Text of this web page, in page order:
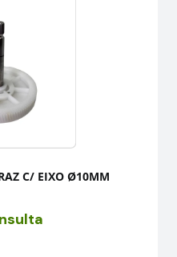
C/ EIXO Ø10MM